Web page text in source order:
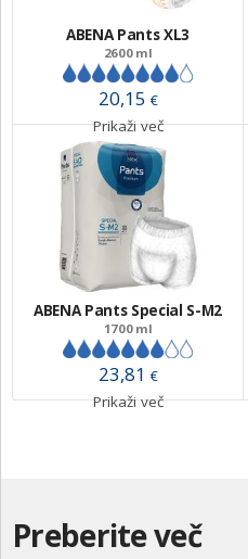
ABENA Pants XL3
2600 ml
20,15 €
Prikaži več
ABENA Pants Special S-M2
1700 ml
23,81 €
Prikaži več
Preberite več